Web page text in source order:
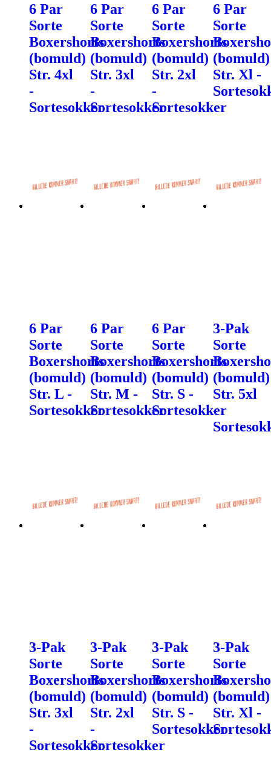
6 Par
Sorte
Boxershorts
(bomuld)
Str. 4xl
-
Sortesokker
6 Par
Sorte
Boxershorts
(bomuld)
Str. 3xl
-
Sortesokker
6 Par
Sorte
Boxershorts
(bomuld)
Str. 2xl
-
Sortesokker
6 Par
Sorte
(bomuld)
Str. Xl -
6 Par
Sorte
Boxershorts
(bomuld)
Str. L -
Sortesokker
6 Par
Sorte
Boxershorts
(bomuld)
Str. M -
Sortesokker
6 Par
Sorte
Boxershorts
(bomuld)
Str. S -
Sortesokker
3-Pak
Sorte
(bomuld)
Str. 5xl
-
3-Pak
Sorte
Boxershorts
(bomuld)
Str. 3xl
-
Sortesokker
3-Pak
Sorte
Boxershorts
(bomuld)
Str. 2xl
-
Sortesokker
3-Pak
Sorte
Boxershorts
(bomuld)
Str. S -
Sortesokker
3-Pak
Sorte
(bomuld)
Str. Xl -